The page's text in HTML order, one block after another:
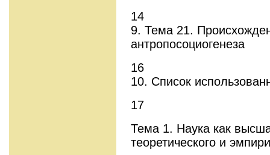
14
9. Тема 21.
антропосоциогенеза
16
10. Список
17
Тема 1. Наука как
теоретического и